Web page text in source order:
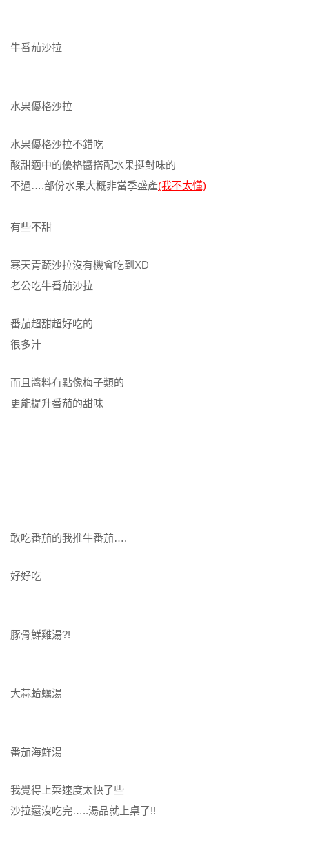
牛番茄沙拉
水果優格沙拉
水果優格沙拉不錯吃
酸甜適中的優格醬搭配水果挺對味的
不過….部份水果大概非當季盛產(我不太懂)
有些不甜
寒天青蔬沙拉沒有機會吃到XD
老公吃牛番茄沙拉
番茄超甜超好吃的
很多汁
而且醬料有點像梅子類的
更能提升番茄的甜味
敢吃番茄的我推牛番茄….
好好吃
豚骨鮮雞湯?!
大蒜蛤蠣湯
番茄海鮮湯
我覺得上菜速度太快了些
沙拉還沒吃完…..湯品就上桌了!!